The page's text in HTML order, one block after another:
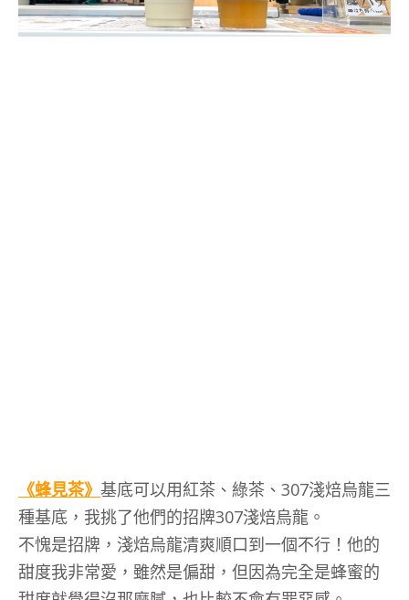
《蜂見茶》 基底可以用紅茶、綠茶、307淺焙烏龍三
種基底，我挑了他們的招牌307淺焙烏龍。
不愧是招牌，淺焙烏龍清爽順口到一個不行！他的
甜度我非常愛，雖然是偏甜，但因為完全是蜂蜜的